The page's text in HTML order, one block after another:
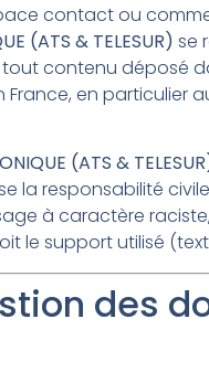
contact ou
(ATS & TELESUR) se
tout contenu déposé
en particulier
(ATS &
la responsabilité
à caractère
le support utilisé
des